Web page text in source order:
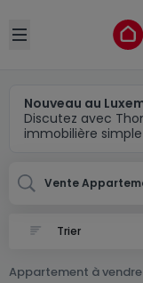
Open sidebar
Nouveau au
Discutez avec
immobilière
Vente
Appartement à vendre
Annuler